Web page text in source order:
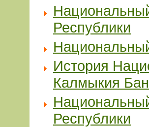
Республики
История
Калмыкия
Республики